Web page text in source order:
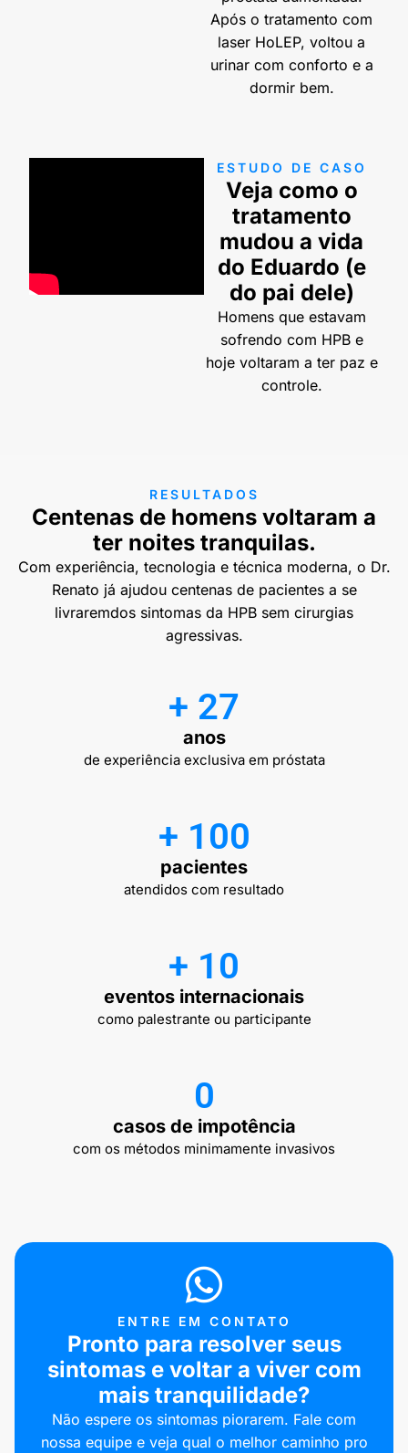
Após o tratamento com
laser HoLEP, voltou a
urinar com conforto e a
dormir bem.
ESTUDO DE CASO
Veja como o
tratamento
mudou a vida
do Eduardo (e
do pai dele)
Homens que estavam
sofrendo com HPB e
hoje voltaram a ter paz e
controle.
RESULTADOS
Centenas de homens voltaram a
ter noites tranquilas.
Com experiência, tecnologia e técnica moderna, o Dr.
Renato já ajudou centenas de pacientes a se
livraremdos sintomas da HPB sem cirurgias
agressivas.
+ 27
anos
de experiência exclusiva em próstata
+ 100
pacientes
atendidos com resultado
+ 10
eventos internacionais
como palestrante ou participante
0
casos de impotência
com os métodos minimamente invasivos
ENTRE EM CONTATO
Pronto para resolver seus
sintomas e voltar a viver com
mais tranquilidade?
Não espere os sintomas piorarem. Fale com
nossa equipe e veja qual o melhor caminho pro